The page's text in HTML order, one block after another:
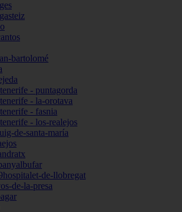
bartolomé
- puntagorda
- la-orotava
- fasnia
- los-realejos
de-santa-maría
de-llobregat
de-la-presa